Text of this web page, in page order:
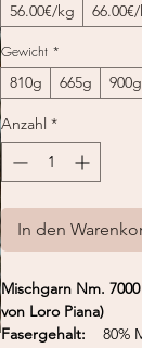
56.00€/kg
Gewicht *
810g 665g 900g
Anzahl *
In den
Mischgarn Nm.
von Loro Piana)
Fasergehalt:
80%